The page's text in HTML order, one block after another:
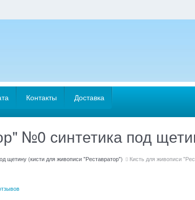
Контакты Доставка
№0 синтетика под
щетину (кисти для живописи "Реставратор") Кисть для живописи